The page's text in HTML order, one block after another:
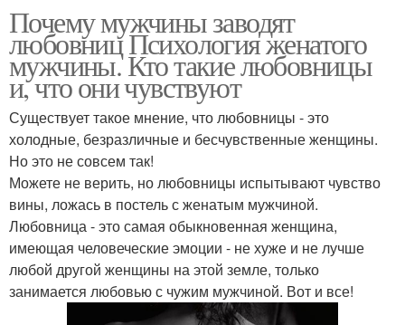
Почему мужчины заводят
любовниц Психология женатого
мужчины. Кто такие любовницы
и, что они чувствуют
Существует такое мнение, что любовницы - это
холодные, безразличные и бесчувственные женщины.
Но это не совсем так!
Можете не верить, но любовницы испытывают чувство
вины, ложась в постель с женатым мужчиной.
Любовница - это самая обыкновенная женщина,
имеющая человеческие эмоции - не хуже и не лучше
любой другой женщины на этой земле, только
занимается любовью с чужим мужчиной. Вот и все!